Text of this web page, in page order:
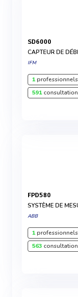
SD6000
CAPTEUR DE
IFM
1
591
FPD580
SYSTÈME DE
ABB
1
563